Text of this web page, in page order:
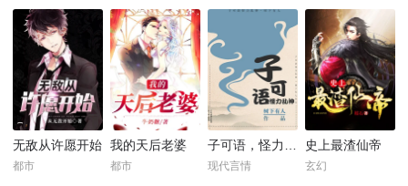
无敌从许愿开始
都市
我的天后老婆
都市 现代言情
史上最渣仙帝
玄幻